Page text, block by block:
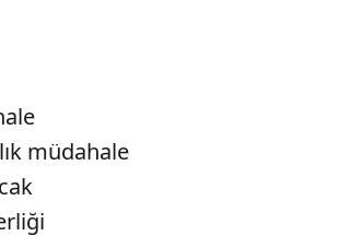
müdahale